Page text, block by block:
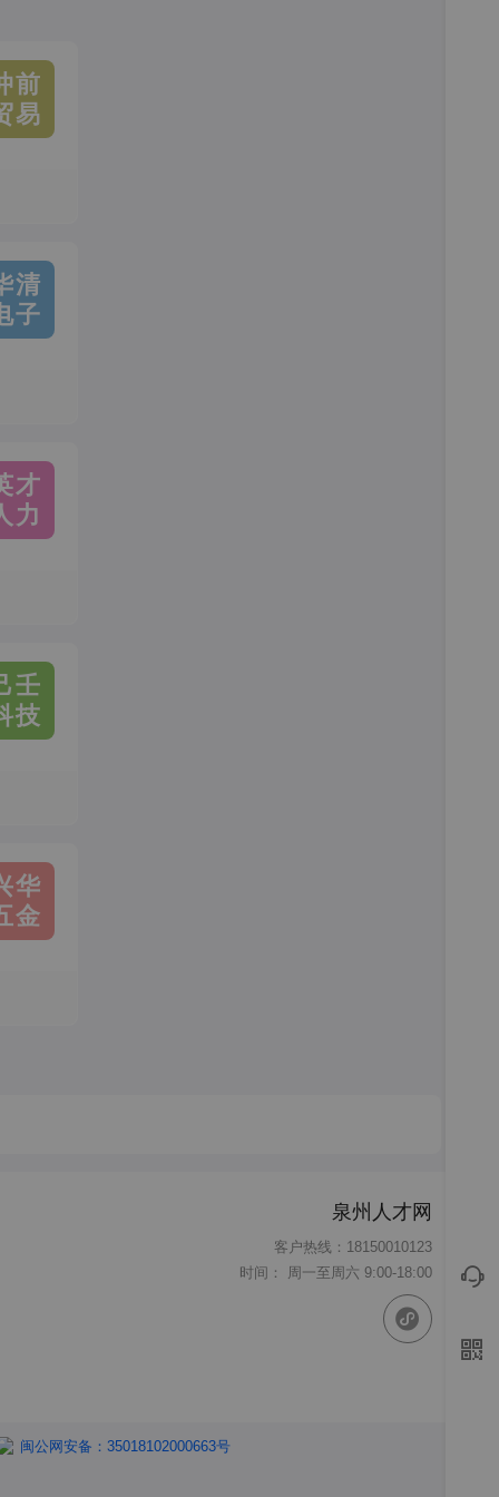
前
易
清
子
才
力
壬
技
华
金
泉州人才网
客户热线：18150010123
时间： 周一至周六 9:00-18:00
闽公网安备：35018102000663号